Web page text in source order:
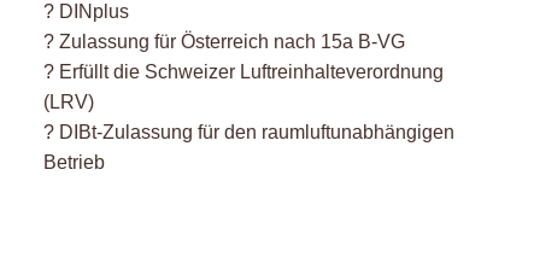
? DINplus
? Zulassung für Österreich nach 15a B-VG
? Erfüllt die Schweizer Luftreinhalteverordnung
(LRV)
? DIBt-Zulassung für den raumluftunabhängigen
Betrieb